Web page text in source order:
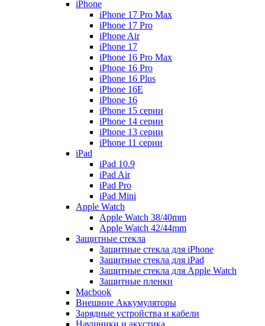
iPhone
iPhone 17 Pro Max
iPhone 17 Pro
iPhone Air
iPhone 17
iPhone 16 Pro Max
iPhone 16 Pro
iPhone 16 Plus
iPhone 16E
iPhone 16
iPhone 15 серии
iPhone 14 серии
iPhone 13 серии
iPhone 11 серии
iPad
iPad 10.9
iPad Air
iPad Pro
iPad Mini
Apple Watch
Apple Watch 38/40mm
Apple Watch 42/44mm
Защитные стекла
Защитные стекла для iPhone
Защитные стекла для iPad
Защитные стекла для Apple Watch
Защитные пленки
Macbook
Внешние Аккумуляторы
Зарядные устройства и кабели
Наушники и акустика